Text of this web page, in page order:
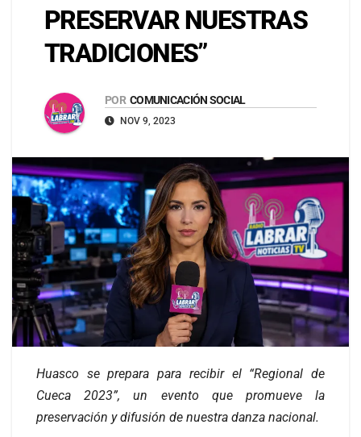
PRESERVAR NUESTRAS
TRADICIONES”
POR COMUNICACIÓN SOCIAL
NOV 9, 2023
Huasco se prepara para recibir el “Regional de
Cueca 2023”, un evento que promueve la
preservación y difusión de nuestra danza nacional.